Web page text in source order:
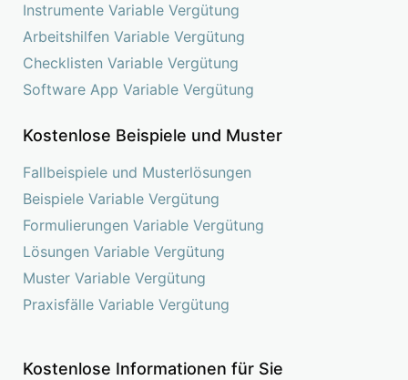
Instrumente Variable Vergütung
Arbeitshilfen Variable Vergütung
Checklisten Variable Vergütung
Software App Variable Vergütung
Kostenlose Beispiele und Muster
Fallbeispiele und Musterlösungen
Beispiele Variable Vergütung
Formulierungen Variable Vergütung
Lösungen Variable Vergütung
Muster Variable Vergütung
Praxisfälle Variable Vergütung
Kostenlose Informationen für Sie